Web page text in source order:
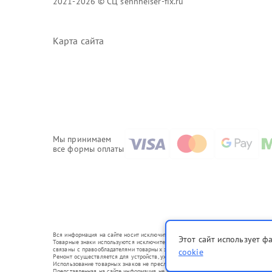
Карта сайта
Мы принимаем
все формы оплаты
Вся информация на сайте носит исключительно справочный характер.
Товарные знаки используются исключительно для описания устройств, в
связаны с правообладателями товарных знаков или их официальными
Ремонт осуществляется для устройств, уже введенных в гражданский оборот в
Использование товарных знаков не преследует цели индивидуализации услуг
Этот сайт использует
cookie